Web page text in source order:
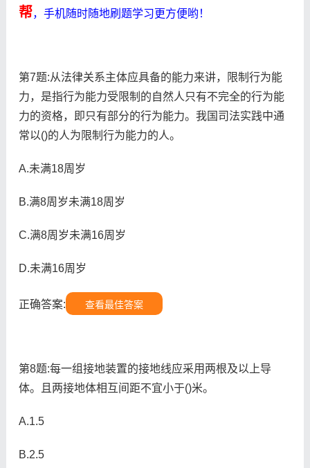
帮，手机随时随地刷题学习更方便哟！
第7题:从法律关系主体应具备的能力来讲，限制行为能
力，是指行为能力受限制的自然人只有不完全的行为能
力的资格，即只有部分的行为能力。我国司法实践中通
常以()的人为限制行为能力的人。
A.未满18周岁
B.满8周岁未满18周岁
C.满8周岁未满16周岁
D.未满16周岁
正确答案: 查看最佳答案
第8题:每一组接地装置的接地线应采用两根及以上导
体。且两接地体相互间距不宜小于()米。
A.1.5
B.2.5